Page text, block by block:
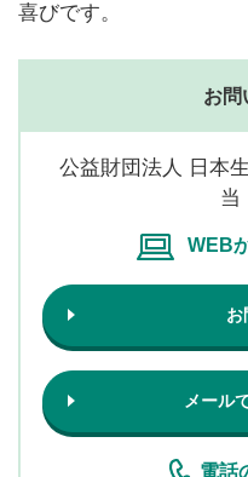
喜びです。
お問
公益財団法人 日本
当
WEB
お
メール
電話